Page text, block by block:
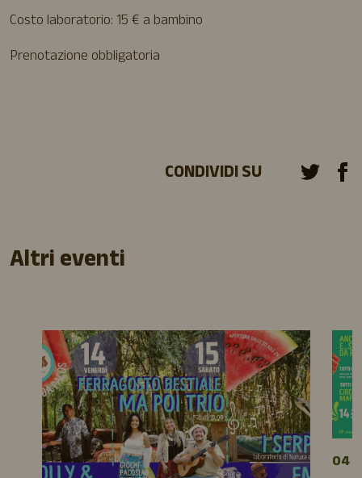
Costo laboratorio: 15 € a bambino
Prenotazione obbligatoria
CONDIVIDI SU
Altri eventi
04